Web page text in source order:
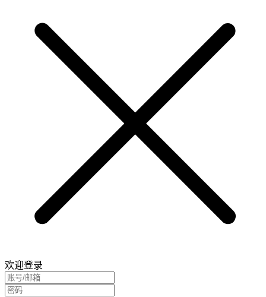
欢迎登录